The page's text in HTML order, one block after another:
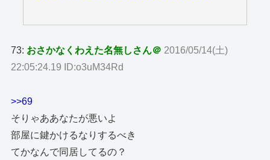
73: おさかなくわえた名無しさん＠ 2016/05/14(土)
22:05:24.19 ID:o3uM34Rd
>>69
そりゃああなたが悪いよ
部屋に鍵かけるなりするべき
てかなんで同居してるの？